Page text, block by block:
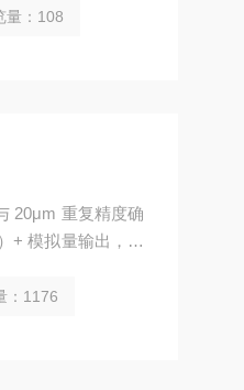
于工控集成；
量：108
20μm 重复精度确
+ 模拟量输出，适
度 20μm
：1176